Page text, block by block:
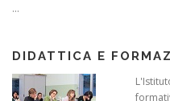
...
DIDATTICA E